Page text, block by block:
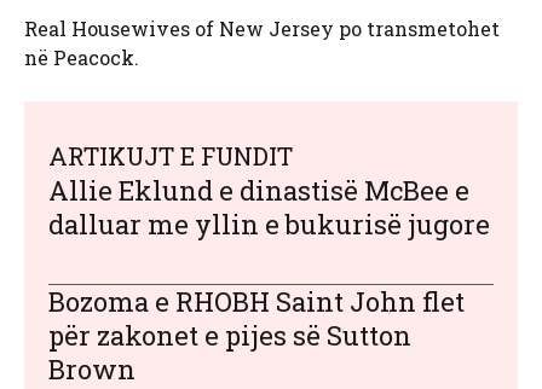
Real Housewives of New Jersey po transmetohet
në Peacock.
ARTIKUJT E FUNDIT
Allie Eklund e dinastisë McBee e
dalluar me yllin e bukurisë jugore
Bozoma e RHOBH Saint John flet
për zakonet e pijes së Sutton
Brown